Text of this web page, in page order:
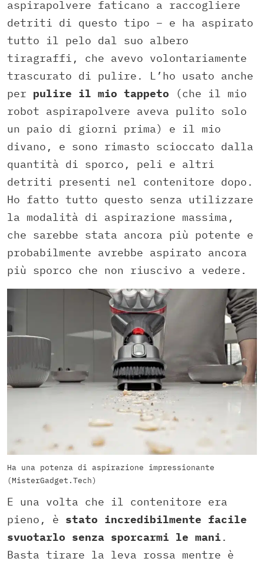
aspirapolvere faticano a raccogliere
detriti di questo tipo – e ha aspirato
tutto il pelo dal suo albero
tiragraffi, che avevo volontariamente
trascurato di pulire. L’ho usato anche
per pulire il mio tappeto (che il mio
robot aspirapolvere aveva pulito solo
un paio di giorni prima) e il mio
divano, e sono rimasto scioccato dalla
quantità di sporco, peli e altri
detriti presenti nel contenitore dopo.
Ho fatto tutto questo senza utilizzare
la modalità di aspirazione massima,
che sarebbe stata ancora più potente e
probabilmente avrebbe aspirato ancora
più sporco che non riuscivo a vedere.
Ha una potenza di aspirazione impressionante
(MisterGadget.Tech)
E una volta che il contenitore era
pieno, è stato incredibilmente facile
svuotarlo senza sporcarmi le mani .
Basta tirare la leva rossa mentre è